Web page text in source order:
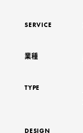
SERVICE
業種
TYPE
DESIGN